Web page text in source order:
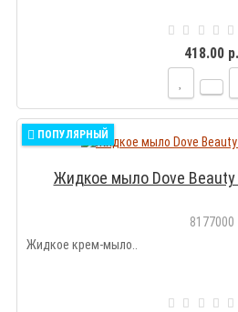
418.00 р.
ПОПУЛЯРНЫЙ
Жидкое мыло Dove Beauty
8177000
Жидкое крем-мыло..